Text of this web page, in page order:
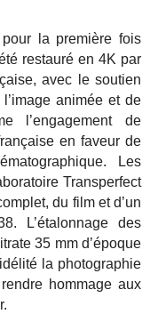
la première fois
restauré en 4K par
avec le soutien
animée et de
l’engagement de
en faveur de
Les
Transperfect
du film et d’un
L’étalonnage des
35 mm d’époque
la photographie
hommage aux